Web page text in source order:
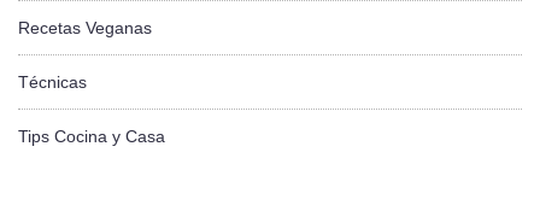
Recetas Veganas
Técnicas
Tips Cocina y Casa